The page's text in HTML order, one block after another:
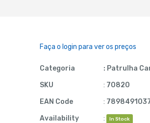
Faça o login para ver os preços
Categoria : Patrulha
SKU
: 70820
EAN Code
:
Availability
: In Stock